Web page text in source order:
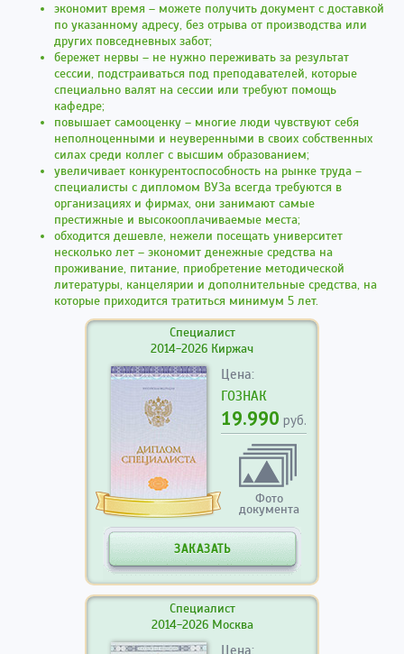
экономит время – можете получить документ с доставкой
по указанному адресу, без отрыва от производства или
других повседневных забот;
бережет нервы – не нужно переживать за результат
сессии, подстраиваться под преподавателей, которые
специально валят на сессии или требуют помощь
кафедре;
повышает самооценку – многие люди чувствуют себя
неполноценными и неуверенными в своих собственных
силах среди коллег с высшим образованием;
увеличивает конкурентоспособность на рынке труда –
специалисты с дипломом ВУЗа всегда требуются в
организациях и фирмах, они занимают самые
престижные и высокооплачиваемые места;
обходится дешевле, нежели посещать университет
несколько лет – экономит денежные средства на
проживание, питание, приобретение методической
литературы, канцелярии и дополнительные средства, на
которые приходится тратиться минимум 5 лет.
Специалист
2014-2026 Киржач
Цена:
ГОЗНАК
19.990 руб.
Фото
документа
ЗАКАЗАТЬ
Специалист
2014-2026 Москва
Цена: